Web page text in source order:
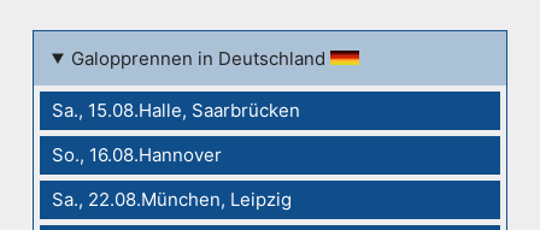
Galopprennen in Deutschland
Sa., 15.08.Halle, Saarbrücken
So., 16.08.Hannover
Sa., 22.08.München, Leipzig